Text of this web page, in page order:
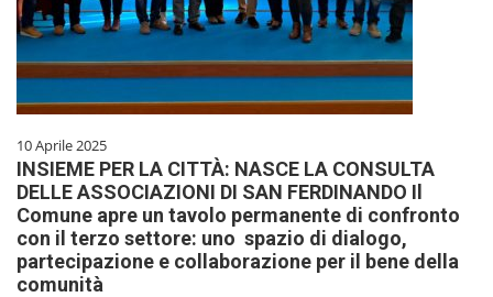
10 Aprile 2025
INSIEME PER LA CITTÀ: NASCE LA CONSULTA
DELLE ASSOCIAZIONI DI SAN FERDINANDO Il
Comune apre un tavolo permanente di confronto
con il terzo settore: uno spazio di dialogo,
partecipazione e collaborazione per il bene della
comunità